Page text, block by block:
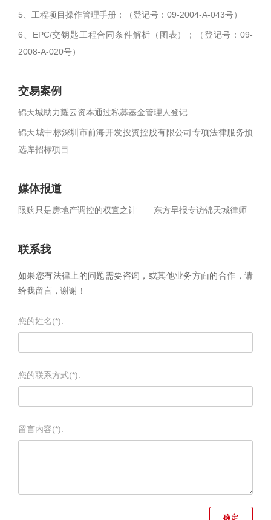
5、工程项目操作管理手册；（登记号：09-2004-A-043号）
6、EPC/交钥匙工程合同条件解析（图表）；（登记号：09-
2008-A-020号）
交易案例
锦天城助力耀云资本通过私募基金管理人登记
锦天城中标深圳市前海开发投资控股有限公司专项法律服务预
选库招标项目
媒体报道
限购只是房地产调控的权宜之计——东方早报专访锦天城律师
联系我
如果您有法律上的问题需要咨询，或其他业务方面的合作，请
给我留言，谢谢！
您的姓名(*):
您的联系方式(*):
留言内容(*):